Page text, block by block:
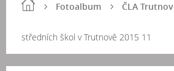
Fotoalbum ČLA Trutnov
středních škol v Trutnově 2015 11